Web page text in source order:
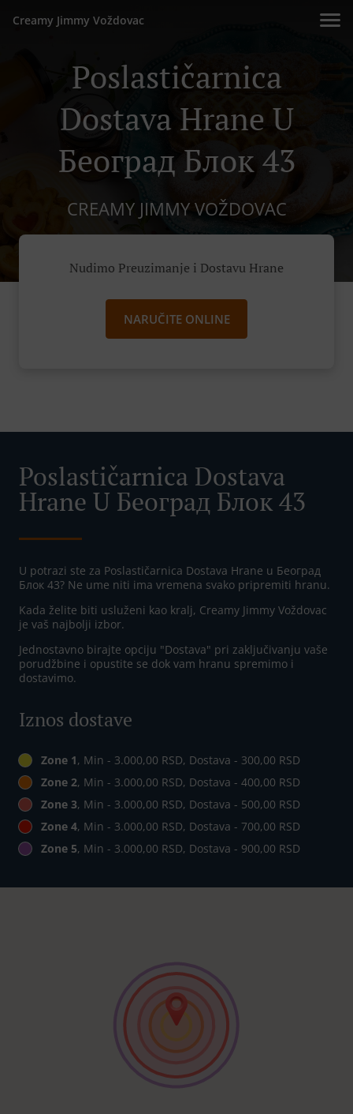
Creamy Jimmy Voždovac
Poslastičarnica
Dostava Hrane U
Београд Блок 43
CREAMY JIMMY VOŽDOVAC
Nudimo Preuzimanje i Dostavu Hrane
NARUČITE ONLINE
Poslastičarnica Dostava
Hrane U Београд Блок 43
U potrazi ste za Poslastičarnica Dostava Hrane u Београд
Блок 43? Ne ume niti ima vremena svako pripremiti hranu.
Kada želite biti usluženi kao kralj, Creamy Jimmy Voždovac
je vaš najbolji izbor.
Jednostavno birajte opciju "Dostava" pri zaključivanju vaše
porudžbine i opustite se dok vam hranu spremimo i
dostavimo.
Iznos dostave
Zone 1, Min - 3.000,00 RSD, Dostava - 300,00 RSD
Zone 2, Min - 3.000,00 RSD, Dostava - 400,00 RSD
Zone 3, Min - 3.000,00 RSD, Dostava - 500,00 RSD
Zone 4, Min - 3.000,00 RSD, Dostava - 700,00 RSD
Zone 5, Min - 3.000,00 RSD, Dostava - 900,00 RSD